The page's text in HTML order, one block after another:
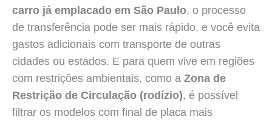
carro já emplacado em São Paulo, o processo
de transferência pode ser mais rápido, e você evita
gastos adicionais com transporte de outras
cidades ou estados. E para quem vive em regiões
com restrições ambientais, como a Zona de
Restrição de Circulação (rodízio), é possível
filtrar os modelos com final de placa mais